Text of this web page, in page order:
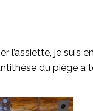
je suis
du piège à